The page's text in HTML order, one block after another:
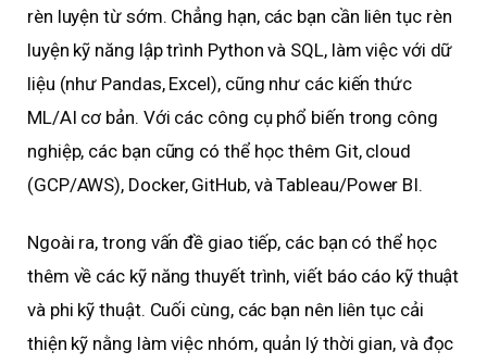
rèn luyện từ sớm. Chẳng hạn, các bạn cần liên tục rèn
luyện kỹ năng lập trình Python và SQL, làm việc với dữ
liệu (như Pandas, Excel), cũng như các kiến thức
ML/AI cơ bản. Với các công cụ phổ biến trong công
nghiệp, các bạn cũng có thể học thêm Git, cloud
(GCP/AWS), Docker, GitHub, và Tableau/Power BI.
Ngoài ra, trong vấn đề giao tiếp, các bạn có thể học
thêm về các kỹ năng thuyết trình, viết báo cáo kỹ thuật
và phi kỹ thuật. Cuối cùng, các bạn nên liên tục cải
thiện kỹ nằng làm việc nhóm, quản lý thời gian, và đọc